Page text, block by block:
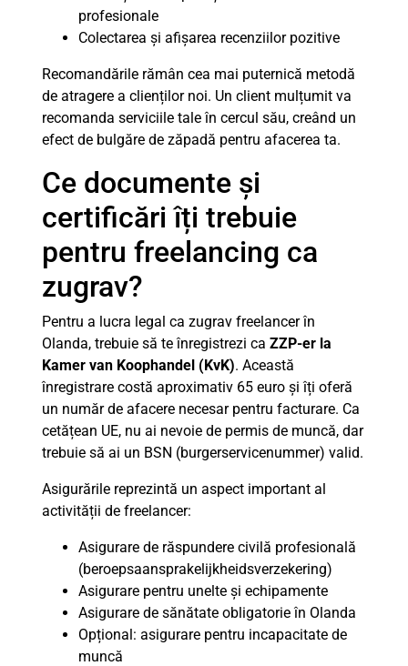
profesionale
Colectarea și afișarea recenziilor pozitive
Recomandările rămân cea mai puternică metodă
de atragere a clienților noi. Un client mulțumit va
recomanda serviciile tale în cercul său, creând un
efect de bulgăre de zăpadă pentru afacerea ta.
Ce documente și
certificări îți trebuie
pentru freelancing ca
zugrav?
Pentru a lucra legal ca zugrav freelancer în
Olanda, trebuie să te înregistrezi ca ZZP-er la
Kamer van Koophandel (KvK). Această
înregistrare costă aproximativ 65 euro și îți oferă
un număr de afacere necesar pentru facturare. Ca
cetățean UE, nu ai nevoie de permis de muncă, dar
trebuie să ai un BSN (burgerservicenummer) valid.
Asigurările reprezintă un aspect important al
activității de freelancer:
Asigurare de răspundere civilă profesională
(beroepsaansprakelijkheidsverzekering)
Asigurare pentru unelte și echipamente
Asigurare de sănătate obligatorie în Olanda
Opțional: asigurare pentru incapacitate de
muncă